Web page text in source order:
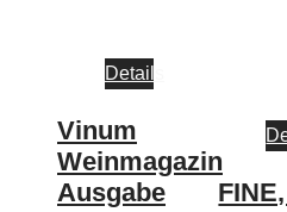
Details
Vinum
Weinmagazin
Ausgabe